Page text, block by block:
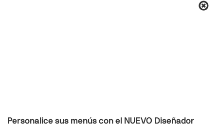
Personalice sus menús con el NUEVO Diseñador